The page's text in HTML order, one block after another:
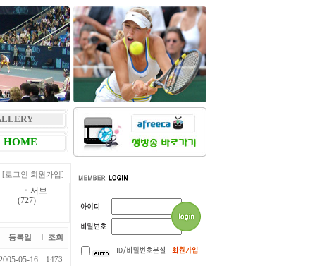
HOME
[로그인 회원가입]
ㆍ 서브
(727)
등록일 조회
05-16 1473